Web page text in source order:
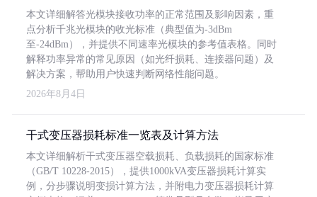
本文详细解答光模块接收功率的正常范围及影响因素，重
点分析千兆光模块的收光标准（典型值为-3dBm
至-24dBm），并提供不同速率光模块的参考值表格。同时
解释功率异常的常见原因（如光纤损耗、连接器问题）及
解决方案，帮助用户快速判断网络性能问题。
2026年8月4日
干式变压器损耗标准一览表及计算方法
本文详细解析干式变压器空载损耗、负载损耗的国家标准
（GB/T 10228-2015），提供1000kVA变压器损耗计算实
例，分步骤说明变损计算方法，并附电力变压器损耗计算